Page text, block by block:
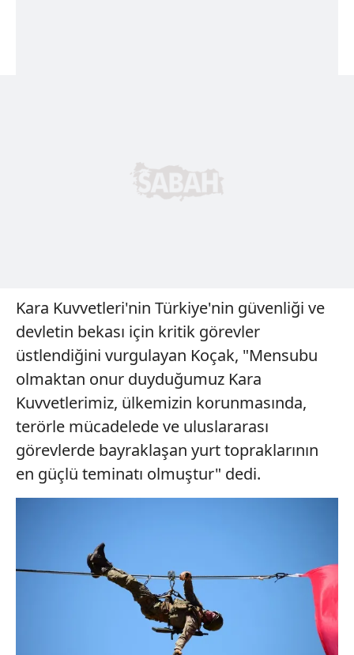
Kara Kuvvetleri'nin Türkiye'nin güvenliği ve
devletin bekası için kritik görevler
üstlendiğini vurgulayan Koçak, "Mensubu
olmaktan onur duyduğumuz Kara
Kuvvetlerimiz, ülkemizin korunmasında,
terörle mücadelede ve uluslararası
görevlerde bayraklaşan yurt topraklarının
en güçlü teminatı olmuştur" dedi.